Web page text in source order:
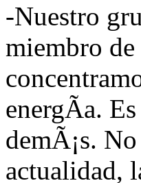
-Nuestro
miembro
energÃ­a.
demÃ¡s.
actualidad,